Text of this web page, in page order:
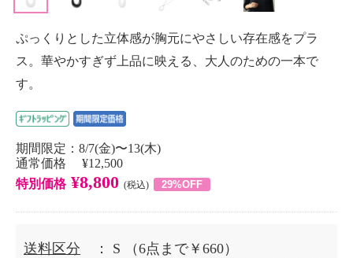
ぷっくりとした立体感が胸元にやさしい存在感をプラ
ス。華やかすぎず上品に映える、大人のための一本で
す。
期間限定：8/7(金)〜13(木)
通常価格 ¥12,500
特別価格 ¥8,800 (税込) 29%OFF
送料区分 ： S
（6点まで￥660）